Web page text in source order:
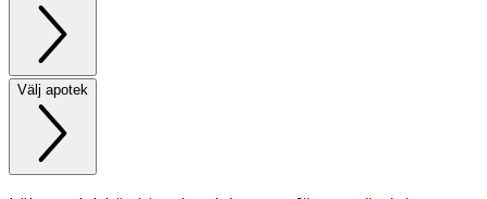
Välj apotek